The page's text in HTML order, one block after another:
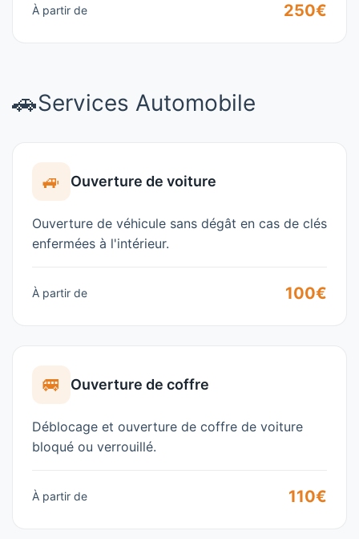
À partir de 250€
🚗Services Automobile
🚙 Ouverture de voiture
Ouverture de véhicule sans dégât en cas de clés
enfermées à l'intérieur.
À partir de 100€
🚐 Ouverture de coffre
Déblocage et ouverture de coffre de voiture
bloqué ou verrouillé.
À partir de 110€